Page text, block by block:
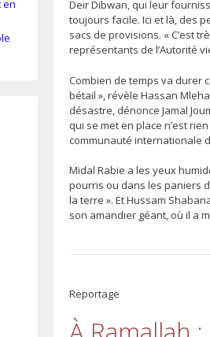
Deir Dibwan, qui leur
toujours facile. Ici et là, des
sacs de provisions. « C’est
représentants de l’Autorité
Combien de temps va durer
bétail », révèle Hassan
désastre, dénonce Jamal
qui se met en place n’est
communauté internationale
Midal Rabie a les yeux
pourris ou dans les paniers
la terre ». Et Hussam
son amandier géant, où il a
Reportage
en